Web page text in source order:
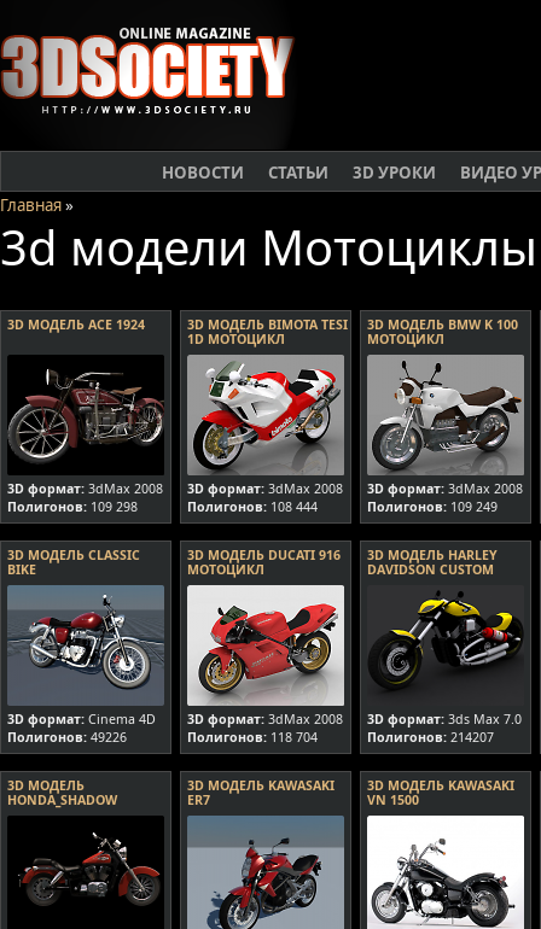
НОВОСТИ СТАТЬИ 3D УРОКИ
ВИДЕО
Главная»
3d модели Мотоциклы
3D МОДЕЛЬ ACE 1924
3D формат: 3dMax 2008
Полигонов: 109 298
3D МОДЕЛЬ BIMOTA TESI
1D МОТОЦИКЛ
3D формат: 3dMax 2008
Полигонов: 108 444
3D МОДЕЛЬ BMW K 100
МОТОЦИКЛ
3D формат: 3dMax 2008
Полигонов: 109 249
3D МОДЕЛЬ CLASSIC
BIKE
3D формат: Cinema 4D
Полигонов: 49226
3D МОДЕЛЬ DUCATI 916
МОТОЦИКЛ
3D формат: 3dMax 2008
Полигонов: 118 704
3D МОДЕЛЬ HARLEY
DAVIDSON CUSTOM
3D формат: 3ds Max 7.0
Полигонов: 214207
3D МОДЕЛЬ
HONDA_SHADOW
3D МОДЕЛЬ KAWASAKI
ER7
3D МОДЕЛЬ KAWASAKI
VN 1500